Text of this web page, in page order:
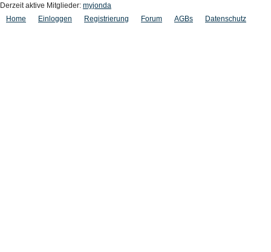
Derzeit aktive Mitglieder: myjonda
Home
Einloggen Registrierung Forum AGBs Datenschutz